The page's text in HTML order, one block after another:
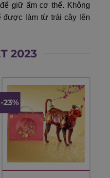
giữ ấm cơ thể. Không
được làm từ trái cây lên
2023
-23%